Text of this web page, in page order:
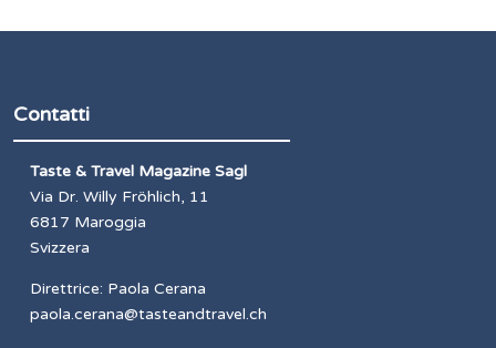
Contatti
Taste & Travel Magazine Sagl
Via Dr. Willy Fröhlich, 11
6817 Maroggia
Svizzera
Direttrice: Paola Cerana
paola.cerana@tasteandtravel.ch